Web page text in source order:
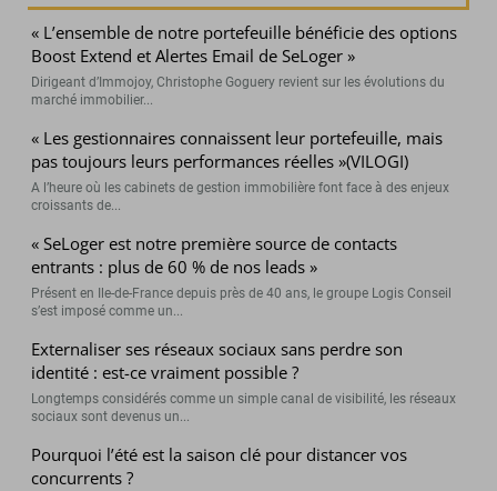
« L’ensemble de notre portefeuille bénéficie des options
Boost Extend et Alertes Email de SeLoger »
Dirigeant d’Immojoy, Christophe Goguery revient sur les évolutions du
marché immobilier...
« Les gestionnaires connaissent leur portefeuille, mais
pas toujours leurs performances réelles »(VILOGI)
A l’heure où les cabinets de gestion immobilière font face à des enjeux
croissants de...
« SeLoger est notre première source de contacts
entrants : plus de 60 % de nos leads »
Présent en Ile-de-France depuis près de 40 ans, le groupe Logis Conseil
s’est imposé comme un...
Externaliser ses réseaux sociaux sans perdre son
identité : est-ce vraiment possible ?
Longtemps considérés comme un simple canal de visibilité, les réseaux
sociaux sont devenus un...
Pourquoi l’été est la saison clé pour distancer vos
concurrents ?